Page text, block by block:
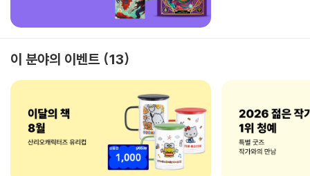
이 분야의 이벤트 13